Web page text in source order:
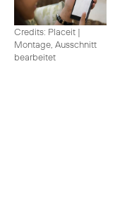
Credits: Placeit |
Montage, Ausschnitt
bearbeitet